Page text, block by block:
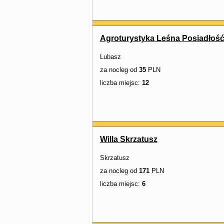
Agroturystyka Leśna Posiadłość
Lubasz
za nocleg od 35PLN
liczba miejsc: 12
Willa Skrzatusz
Skrzatusz
za nocleg od 171PLN
liczba miejsc: 6